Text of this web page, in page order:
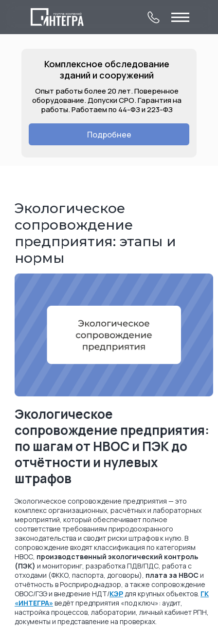
Комплексное
обследование
зданий и сооружений
О компании
Услуги
Объекты
Лицензии
Контакты
Комплексное обследование
зданий и сооружений
Подробнее
Опыт работы более 20 лет. Поверенное
оборудование. Допуски СРО. Гарантия на
работы. Работаем по 44-ФЗ и 223-ФЗ
Экологическое
сопровождение
предприятия: этапы и
нормы
Экологическое
сопровождение предприятия:
по шагам от НВОС и ПЭК до
отчётности и нулевых
штрафов
Экологическое сопровождение предприятия — это
комплекс организационных, расчётных и лабораторных
мероприятий, который обеспечивает полное
соответствие требованиям природоохранного
законодательства и сводит риски штрафов к нулю. В
сопровождение входят классификация по категориям
НВОС, производственный экологический контроль
(ПЭК) и мониторинг, разработка ПДВ/ПДС, работа с
отходами (ФККО, паспорта, договоры), плата за НВОС и
отчётность в Росприроднадзор, а также сопровождение
ОВОС/ГЭЭ и внедрение НДТ/КЭРдля крупных объектов. ГК
«ИНТЕГРА» ведёт предприятия «под ключ»: аудит,
настройка процессов, лаборатории, личный кабинет РПН,
документы и представление на проверках.